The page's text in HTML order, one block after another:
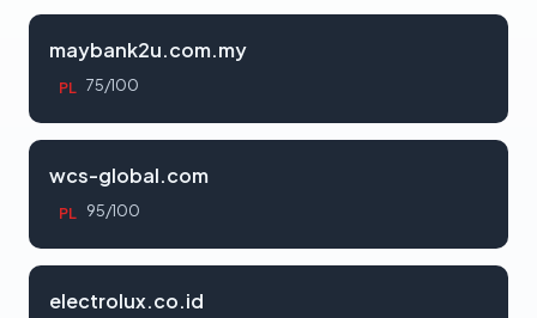
maybank2u.com.my
PL 75/100
wcs-global.com
PL 95/100
electrolux.co.id